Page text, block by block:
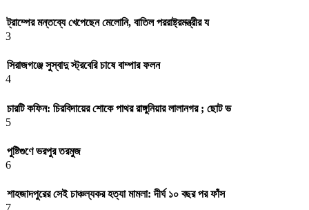
ট্রাম্পের মন্তব্যে খেপেছেন মেলোনি, বাতিল পররাষ্ট্রমন্ত্রীর য
3
সিরাজগঞ্জে সুস্বাদু স্ট্রবেরি চাষে বাম্পার ফলন
4
চারটি কফিন: চিরবিদায়ের শোকে পাথর রাঙ্গুনিয়ার লালানগর ; ছোট ভ
5
পুষ্টিগুণে ভরপুর তরমুজ
6
শাহজাদপুরের সেই চাঞ্চল্যকর হত্যা মামলা: দীর্ঘ ১০ বছর পর ফাঁস